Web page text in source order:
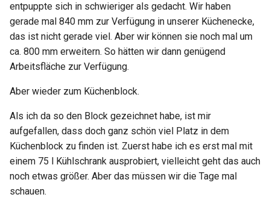
entpuppte sich in schwieriger als gedacht. Wir haben
gerade mal 840 mm zur Verfügung in unserer Küchenecke,
das ist nicht gerade viel. Aber wir können sie noch mal um
ca. 800 mm erweitern. So hätten wir dann genügend
Arbeitsfläche zur Verfügung.
Aber wieder zum Küchenblock.
Als ich da so den Block gezeichnet habe, ist mir
aufgefallen, dass doch ganz schön viel Platz in dem
Küchenblock zu finden ist. Zuerst habe ich es erst mal mit
einem 75 l Kühlschrank ausprobiert, vielleicht geht das auch
noch etwas größer. Aber das müssen wir die Tage mal
schauen.